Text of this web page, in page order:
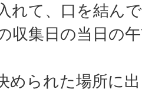
れて、口を結ん
収集日の当日の
められた場所に